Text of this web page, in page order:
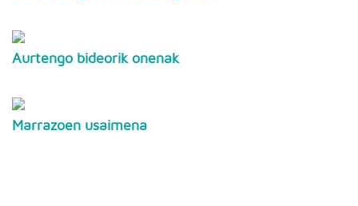
Aurtengo bideorik onenak
Marrazoen usaimena